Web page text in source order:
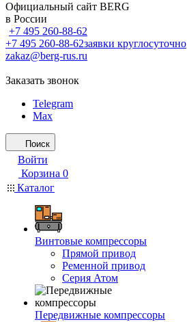
Официальный сайт BERG
в России
+7 495 260-88-62
+7 495 260-88-62заявки круглосуточно
zakaz@berg-rus.ru
Заказать звонок
Telegram
Max
Поиск
Войти
Корзина 0
Каталог
Винтовые компрессоры
Прямой привод
Ременной привод
Серия Атом
Передвижные компрессоры